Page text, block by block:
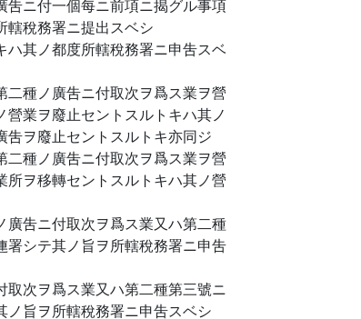
ニ付一個每ニ前項ニ揭グル事項
轄稅務署ニ提出スベシ
其ノ都度所轄稅務署ニ申吿スベ
種ノ廣吿ニ付取次ヲ爲ス業ヲ營
業ヲ廢止セントスルトキハ其ノ
ヲ廢止セントスルトキ亦同ジ
種ノ廣吿ニ付取次ヲ爲ス業ヲ營
ヲ移轉セントスルトキハ其ノ營
吿ニ付取次ヲ爲ス業又ハ第二種
シテ其ノ旨ヲ所轄稅務署ニ申吿
次ヲ爲ス業又ハ第二種第三號ニ
旨ヲ所轄稅務署ニ申吿スベシ